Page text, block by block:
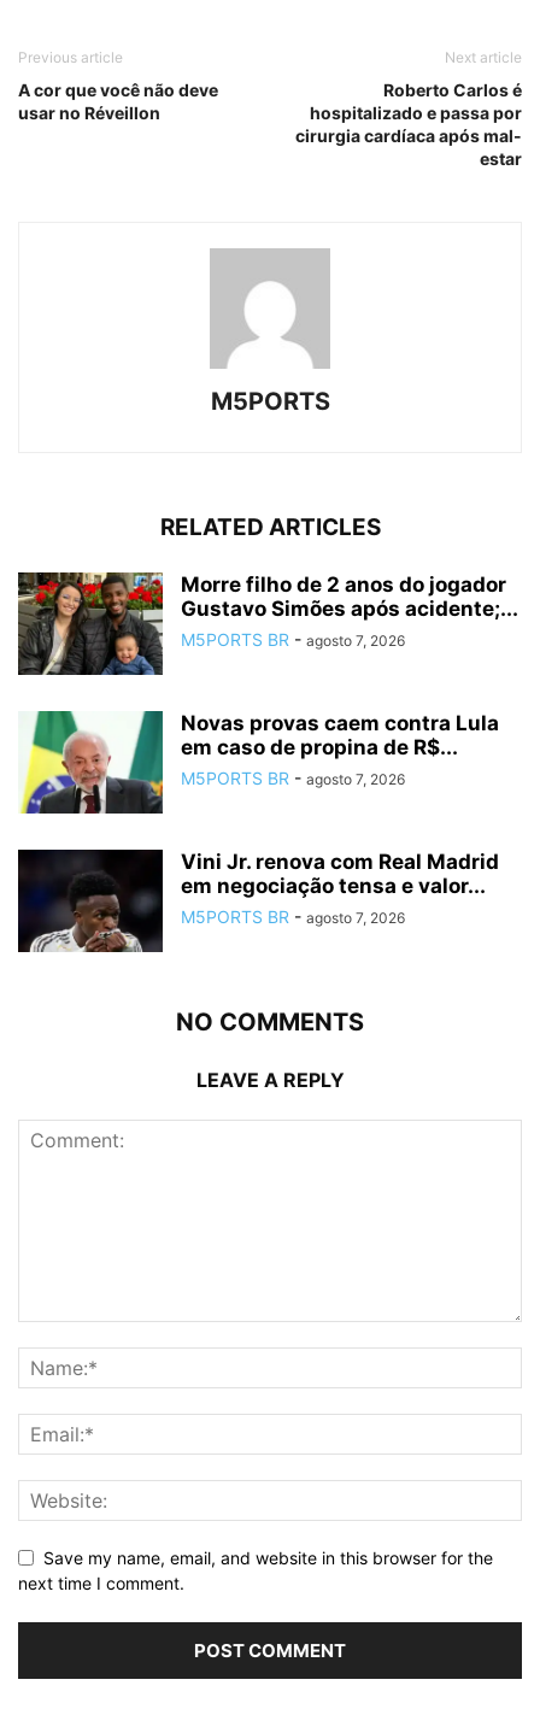
Previous article
A cor que você não deve
usar no Réveillon
Next article
Roberto Carlos é
hospitalizado e passa por
cirurgia cardíaca após mal-
estar
M5PORTS
RELATED ARTICLES
Morre filho de 2 anos do jogador
Gustavo Simões após acidente;...
M5PORTS BR - agosto 7, 2026
Novas provas caem contra Lula
em caso de propina de R$...
M5PORTS BR - agosto 7, 2026
Vini Jr. renova com Real Madrid
em negociação tensa e valor...
M5PORTS BR - agosto 7, 2026
NO COMMENTS
LEAVE A REPLY
Save my name, email, and website in this browser for the
next time I comment.